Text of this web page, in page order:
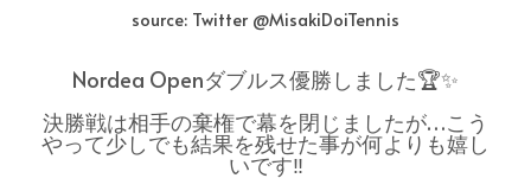
source: Twitter @MisakiDoiTennis
Nordea Openダブルス優勝しました🏆✨
決勝戦は相手の棄権で幕を閉じましたが…こう
やって少しでも結果を残せた事が何よりも嬉し
いです‼️